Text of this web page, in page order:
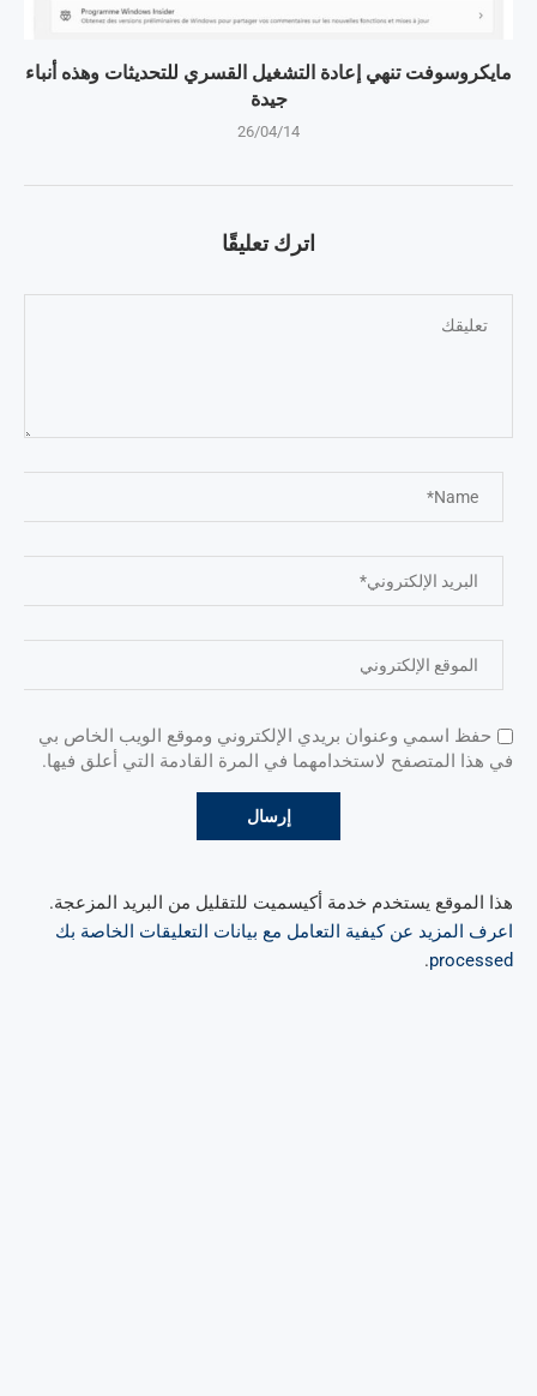
مايكروسوفت تنهي إعادة التشغيل القسري للتحديثات وهذه أنباء
جيدة
26/04/14
اترك تعليقًا
حفظ اسمي وعنوان بريدي الإلكتروني وموقع الويب الخاص بي
في هذا المتصفح لاستخدامهما في المرة القادمة التي أعلق فيها.
هذا الموقع يستخدم خدمة أكيسميت للتقليل من البريد المزعجة.
اعرف المزيد عن كيفية التعامل مع بيانات التعليقات الخاصة بك
processed
.